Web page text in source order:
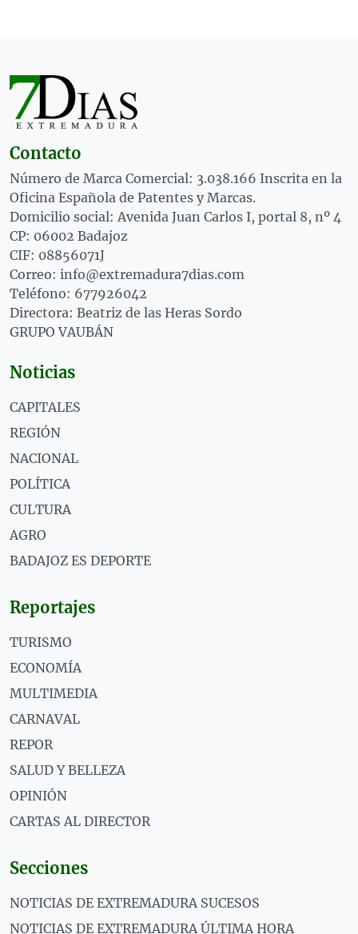
Contacto
Número de Marca Comercial: 3.038.166 Inscrita en la
Oficina Española de Patentes y Marcas.
Domicilio social: Avenida Juan Carlos I, portal 8, nº 4
CP: 06002 Badajoz
CIF: 08856071J
Correo: info@extremadura7dias.com
Teléfono: 677926042
Directora: Beatriz de las Heras Sordo
GRUPO VAUBÁN
Noticias
CAPITALES
REGIÓN
NACIONAL
POLÍTICA
CULTURA
AGRO
BADAJOZ ES DEPORTE
Reportajes
TURISMO
ECONOMÍA
MULTIMEDIA
CARNAVAL
REPOR
SALUD Y BELLEZA
OPINIÓN
CARTAS AL DIRECTOR
Secciones
NOTICIAS DE EXTREMADURA SUCESOS
NOTICIAS DE EXTREMADURA ÚLTIMA HORA